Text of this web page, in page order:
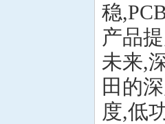
稳
产品
未来,
田的
度,低